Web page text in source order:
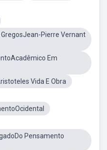
Pierre Vernant
Em
Vida E Obra
Pensamento